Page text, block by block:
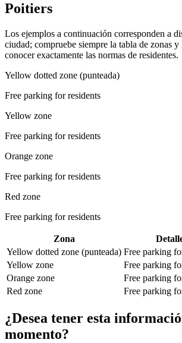
Poitiers
Los ejemplos a continuación corresponden a
ciudad; compruebe siempre la tabla de zonas y
conocer exactamente las normas de residentes.
Yellow dotted zone (punteada)
Free parking for residents
Yellow zone
Free parking for residents
Orange zone
Free parking for residents
Red zone
Free parking for residents
Zona
Yellow dotted zone (punteada) Free parking
Yellow zone
Free parking
Orange zone
Free parking
Red zone
Free parking
¿Desea tener esta
momento?